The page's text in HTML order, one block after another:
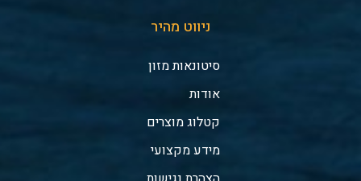
ניווט מהיר
סיטונאות מזון
אודות
קטלוג מוצרים
מידע מקצועי